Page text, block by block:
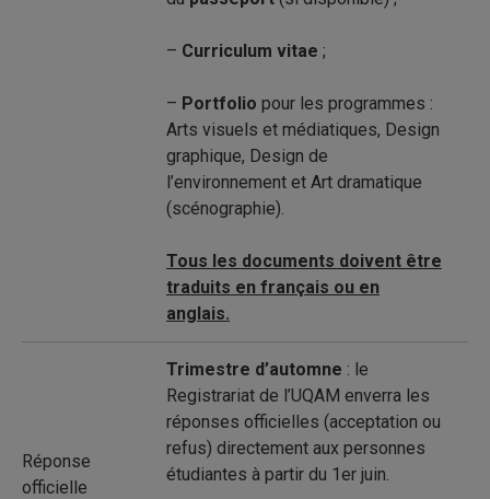
– Curriculum vitae ;
– Portfolio pour les programmes :
Arts visuels et médiatiques, Design
graphique, Design de
l’environnement et Art dramatique
(scénographie).
Tous les documents doivent être
traduits en français ou en
anglais.
Réponse
officielle
Trimestre d’automne : le
Registrariat de l’UQAM enverra les
réponses officielles (acceptation ou
refus) directement aux personnes
étudiantes à partir du 1er juin.